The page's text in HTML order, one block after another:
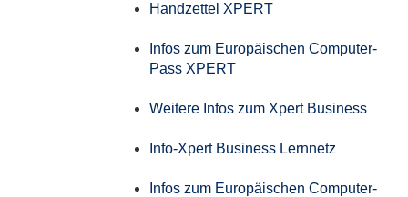
Handzettel XPERT
Infos zum Europäischen Computer-
Pass XPERT
Weitere Infos zum Xpert Business
Info-Xpert Business Lernnetz
Infos zum Europäischen Computer-